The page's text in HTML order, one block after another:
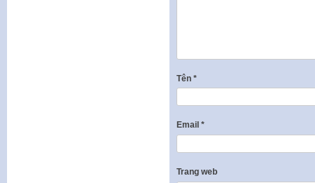
Tên *
Email *
Trang web